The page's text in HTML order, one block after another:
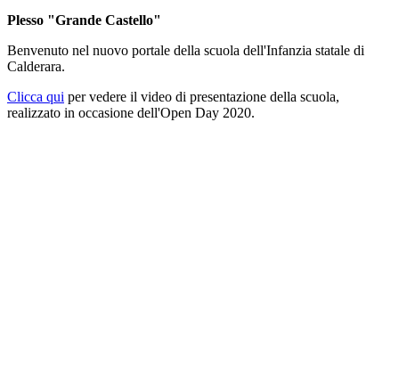
Plesso "Grande Castello"
Benvenuto nel nuovo portale della scuola dell'Infanzia statale di
Calderara.
Clicca qui per vedere il video di presentazione della scuola,
realizzato in occasione dell'Open Day 2020.